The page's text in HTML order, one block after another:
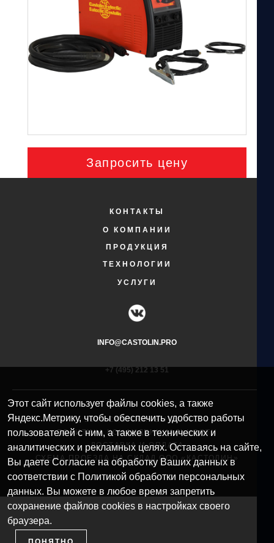
Запросить цену
КОНТАКТЫ
О КОМПАНИИ
ПРОДУКЦИЯ
ТЕХНОЛОГИИ
УСЛУГИ
INFO@CASTOLIN.PRO
+7 (495) 212 13 51​
© 2025 CASTOLIN EUTECTIC
ПОЛИТИКА КОНФИДЕНЦИАЛЬНОСТИ
ДОСТАВКА И ОПЛАТА
СХЕМА ПРОЕЗДА НА СКЛАД ООО «КАСТОЛИН»
Этот сайт использует файлы cookies, а также
Яндекс.Метрику, чтобы обеспечить удобство работы
пользователей с ним, а также в технических и
аналитических и рекламных целях. Оставаясь на сайте,
Вы даете Согласие на обработку Ваших данных в
соответствии с Политикой обработки персональных
данных. Вы можете в любое время запретить
сохранение файлов cookies в настройках своего
браузера.